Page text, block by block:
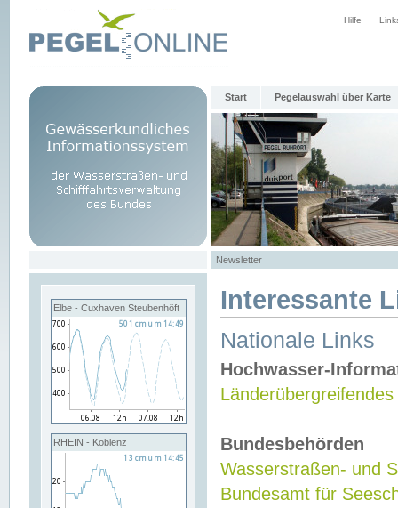
Hilfe
Start Pegelauswahl über Karte
Newsletter
Elbe - Cuxhaven Steubenhöft
RHEIN - Koblenz
Interessante
Nationale Links
Hochwasser-
Bundesbehörden
Wasserstraßen- und
Bundesamt für